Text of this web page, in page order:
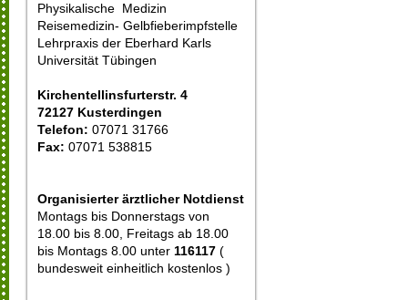
Physikalische Medizin
Reisemedizin- Gelbfieberimpfstelle
Lehrpraxis der Eberhard Karls
Universität Tübingen
Kirchentellinsfurterstr. 4
72127 Kusterdingen
Telefon: 07071 31766
Fax: 07071 538815
Organisierter ärztlicher Notdienst
Montags bis Donnerstags von
18.00 bis 8.00, Freitags ab 18.00
bis Montags 8.00 unter 116117 (
bundesweit einheitlich kostenlos )